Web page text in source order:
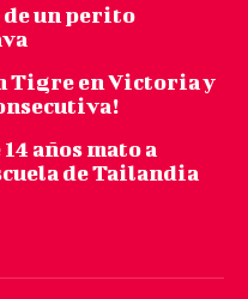
de un perito
Tigre en Victoria y
años mato a
de Tailandia